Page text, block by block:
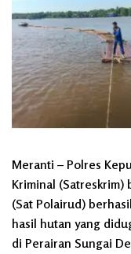
Meranti – Polres
Kriminal (Satreskrim)
(Sat Polairud)
hasil hutan yang
di Perairan Sungai